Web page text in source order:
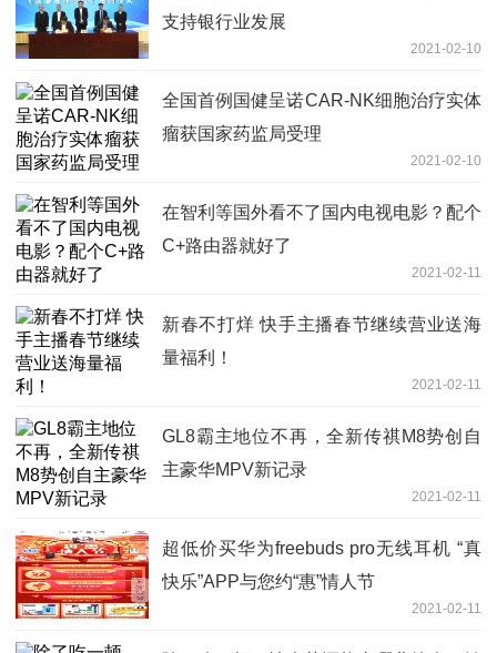
支持银行业发展
2021-02-10
全国首例国健呈诺CAR-NK细胞治疗实体
瘤获国家药监局受理
2021-02-10
在智利等国外看不了国内电视电影？配个
C+路由器就好了
2021-02-11
新春不打烊 快手主播春节继续营业送海
量福利！
2021-02-11
GL8霸主地位不再，全新传祺M8势创自
主豪华MPV新记录
2021-02-11
超低价买华为freebuds pro无线耳机 “真
快乐”APP与您约“惠”情人节
2021-02-11